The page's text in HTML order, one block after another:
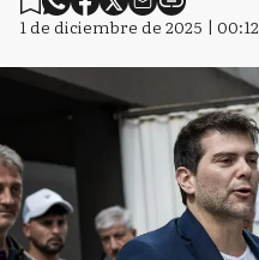
1 de diciembre de 2025 | 00:12